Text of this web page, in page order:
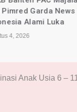
Warga
Anak Usia 6 –